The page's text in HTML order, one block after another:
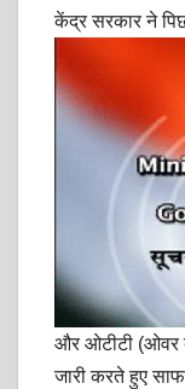
केंद्र सरकार ने
और ओटीटी (ओवर द
जारी करते हुए